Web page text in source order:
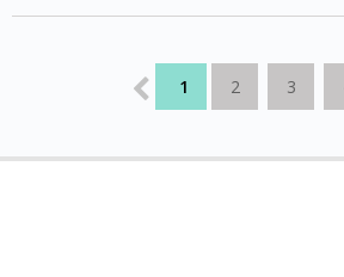
1 2 3